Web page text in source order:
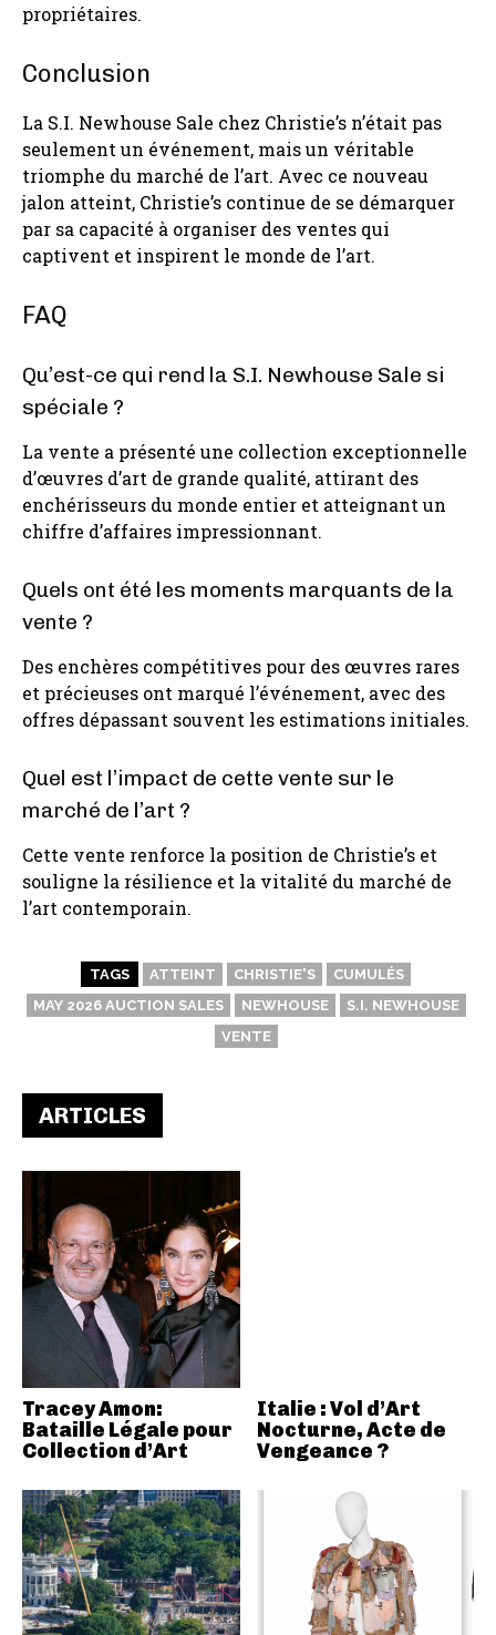
propriétaires.
Conclusion
La S.I. Newhouse Sale chez Christie’s n’était pas
seulement un événement, mais un véritable
triomphe du marché de l’art. Avec ce nouveau
jalon atteint, Christie’s continue de se démarquer
par sa capacité à organiser des ventes qui
captivent et inspirent le monde de l’art.
FAQ
Qu’est-ce qui rend la S.I. Newhouse Sale si
spéciale ?
La vente a présenté une collection exceptionnelle
d’œuvres d’art de grande qualité, attirant des
enchérisseurs du monde entier et atteignant un
chiffre d’affaires impressionnant.
Quels ont été les moments marquants de la
vente ?
Des enchères compétitives pour des œuvres rares
et précieuses ont marqué l’événement, avec des
offres dépassant souvent les estimations initiales.
Quel est l’impact de cette vente sur le
marché de l’art ?
Cette vente renforce la position de Christie’s et
souligne la résilience et la vitalité du marché de
l’art contemporain.
TAGS ATTEINT CHRISTIE'S
CUMULÉS
MAY 2026 AUCTION SALES
NEWHOUSE
S.I. NEWHOUSE
VENTE
ARTICLES
Tracey Amon:
Bataille Légale pour
Collection d’Art
Italie : Vol d’Art
Nocturne, Acte de
Vengeance ?